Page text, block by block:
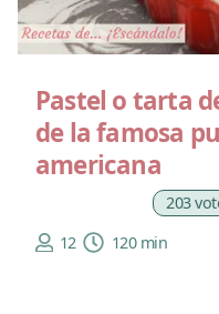
Pastel o tarta
de la famosa
americana
203
12
120 min